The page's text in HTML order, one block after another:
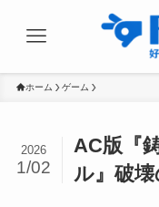
ホーム ゲーム
AC版『
ル』破
2026
1/02